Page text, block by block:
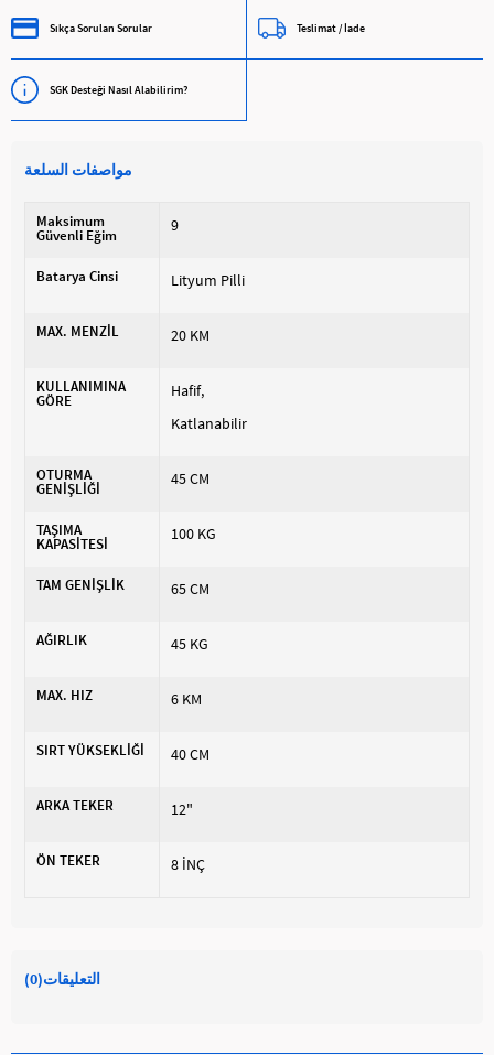
Sıkça Sorulan Sorular Teslimat / İade
SGK Desteği Nasıl Alabilirim?
مواصفات السلعة
Maksimum
Güvenli Eğim
9
Batarya Cinsi Lityum Pilli
MAX. MENZİL 20 KM
KULLANIMINA
GÖRE
Hafif
Katlanabilir
OTURMA
GENİŞLİĞİ
45 CM
TAŞIMA
KAPASİTESİ
100 KG
TAM GENİŞLİK 65 CM
AĞIRLIK 45 KG
MAX. HIZ 6 KM
SIRT YÜKSEKLİĞİ 40 CM
ARKA TEKER 12"
ÖN TEKER 8 İNÇ
التعليقات(0)